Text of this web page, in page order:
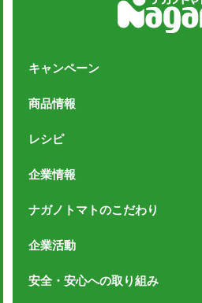
キャンペーン
商品情報
レシピ
企業情報
ナガノトマトのこだわり
企業活動
安全・安心への取り組み